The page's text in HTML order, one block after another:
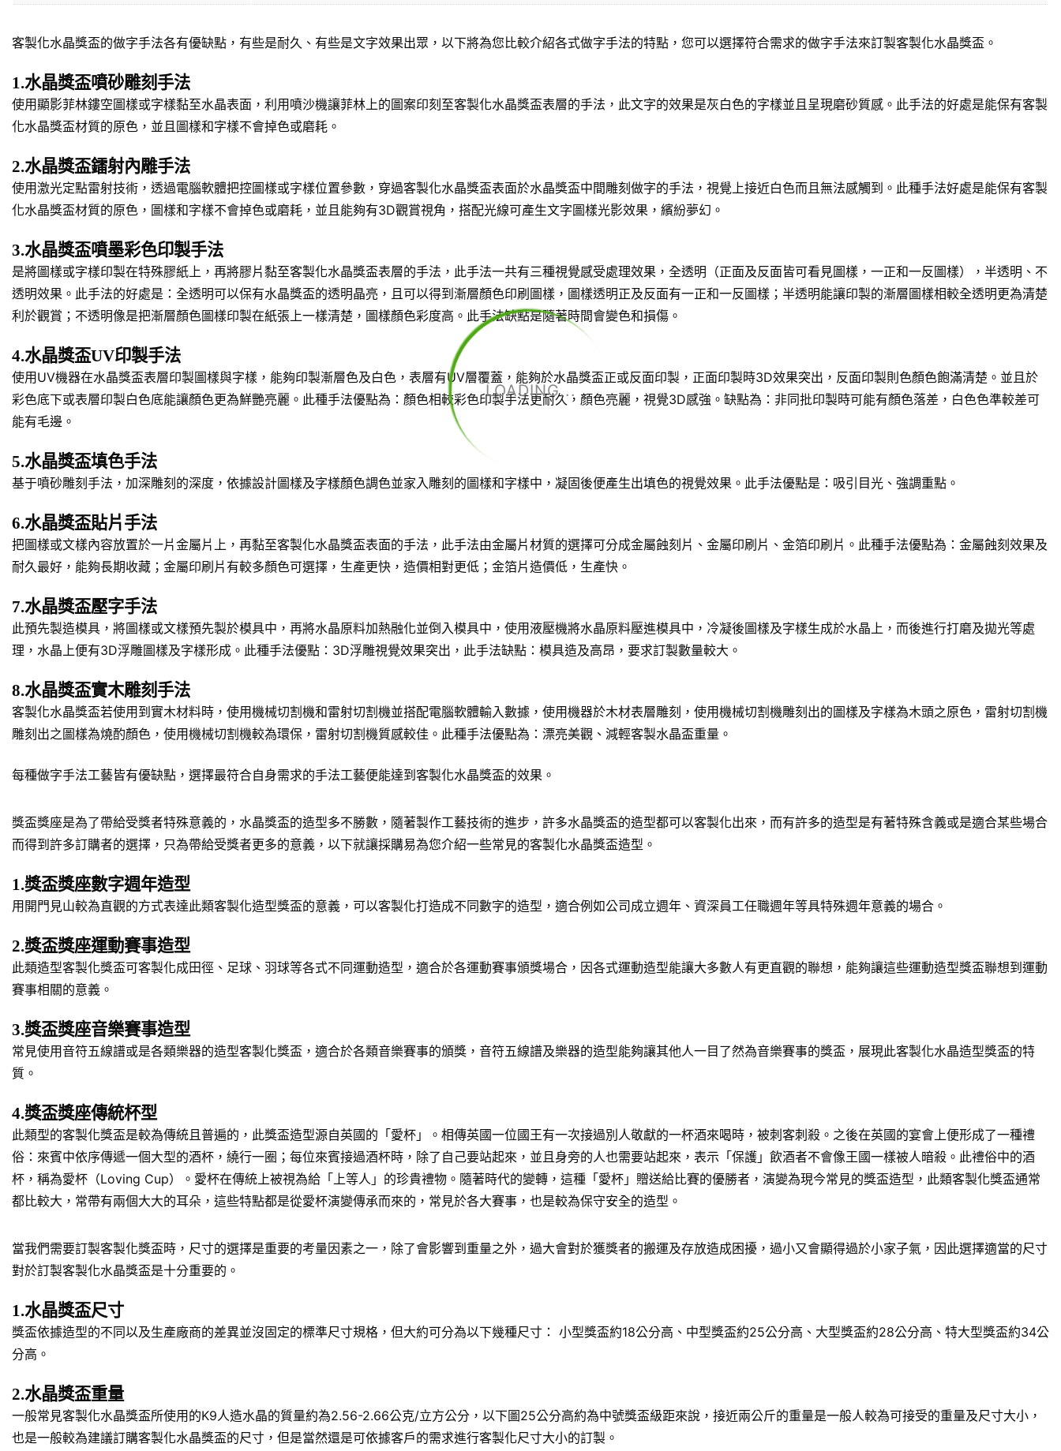
LOADING...
客製化水晶獎盃的做字手法各有優缺點，有些是耐久、有些是文字效果出眾，以下將為您比較介紹各式做字手法的特點，您可以選擇符合需求的做字手法來訂製客製化水晶獎盃。
1.水晶獎盃噴砂雕刻手法
使用顯影菲林鏤空圖樣或字樣黏至水晶表面，利用噴沙機讓菲林上的圖案印刻至客製化水晶獎盃表層的手法，此文字的效果是灰白色的字樣並且呈現磨砂質感。此手法的好處是能保有客製
化水晶獎盃材質的原色，並且圖樣和字樣不會掉色或磨耗。
2.水晶獎盃鐳射內雕手法
使用激光定點雷射技術，透過電腦軟體把控圖樣或字樣位置參數，穿過客製化水晶獎盃表面於水晶獎盃中間雕刻做字的手法，視覺上接近白色而且無法感觸到。此種手法好處是能保有客製
化水晶獎盃材質的原色，圖樣和字樣不會掉色或磨耗，並且能夠有3D觀賞視角，搭配光線可產生文字圖樣光影效果，繽紛夢幻。
3.水晶獎盃噴墨彩色印製手法
是將圖樣或字樣印製在特殊膠紙上，再將膠片黏至客製化水晶獎盃表層的手法，此手法一共有三種視覺感受處理效果，全透明（正面及反面皆可看見圖樣，一正和一反圖樣），半透明、不
透明效果。此手法的好處是：全透明可以保有水晶獎盃的透明晶亮，且可以得到漸層顏色印刷圖樣，圖樣透明正及反面有一正和一反圖樣；半透明能讓印製的漸層圖樣相較全透明更為清楚
利於觀賞；不透明像是把漸層顏色圖樣印製在紙張上一樣清楚，圖樣顏色彩度高。此手法缺點是隨著時間會變色和損傷。
4.水晶獎盃UV印製手法
使用UV機器在水晶獎盃表層印製圖樣與字樣，能夠印製漸層色及白色，表層有UV層覆蓋，能夠於水晶獎盃正或反面印製，正面印製時3D效果突出，反面印製則色顏色飽滿清楚。並且於
彩色底下或表層印製白色底能讓顏色更為鮮艷亮麗。此種手法優點為：顏色相較彩色印製手法更耐久，顏色亮麗，視覺3D感強。缺點為：非同批印製時可能有顏色落差，白色色準較差可
能有毛邊。
5.水晶獎盃填色手法
基于噴砂雕刻手法，加深雕刻的深度，依據設計圖樣及字樣顏色調色並家入雕刻的圖樣和字樣中，凝固後便產生出填色的視覺效果。此手法優點是：吸引目光、強調重點。
6.水晶獎盃貼片手法
把圖樣或文樣內容放置於一片金屬片上，再黏至客製化水晶獎盃表面的手法，此手法由金屬片材質的選擇可分成金屬蝕刻片、金屬印刷片、金箔印刷片。此種手法優點為：金屬蝕刻效果及
耐久最好，能夠長期收藏；金屬印刷片有較多顏色可選擇，生產更快，造價相對更低；金箔片造價低，生產快。
7.水晶獎盃壓字手法
此預先製造模具，將圖樣或文樣預先製於模具中，再將水晶原料加熱融化並倒入模具中，使用液壓機將水晶原料壓進模具中，冷凝後圖樣及字樣生成於水晶上，而後進行打磨及拋光等處
理，水晶上便有3D浮雕圖樣及字樣形成。此種手法優點：3D浮雕視覺效果突出，此手法缺點：模具造及高昂，要求訂製數量較大。
8.水晶獎盃實木雕刻手法
客製化水晶獎盃若使用到實木材料時，使用機械切割機和雷射切割機並搭配電腦軟體輸入數據，使用機器於木材表層雕刻，使用機械切割機雕刻出的圖樣及字樣為木頭之原色，雷射切割機
雕刻出之圖樣為燒酌顏色，使用機械切割機較為環保，雷射切割機質感較佳。此種手法優點為：漂亮美觀、減輕客製水晶盃重量。
每種做字手法工藝皆有優缺點，選擇最符合自身需求的手法工藝便能達到客製化水晶獎盃的效果。
獎盃獎座是為了帶給受獎者特殊意義的，水晶獎盃的造型多不勝數，隨著製作工藝技術的進步，許多水晶獎盃的造型都可以客製化出來，而有許多的造型是有著特殊含義或是適合某些場合
而得到許多訂購者的選擇，只為帶給受獎者更多的意義，以下就讓採購易為您介紹一些常見的客製化水晶獎盃造型。
1.獎盃獎座數字週年造型
用開門見山較為直觀的方式表達此類客製化造型獎盃的意義，可以客製化打造成不同數字的造型，適合例如公司成立週年、資深員工任職週年等具特殊週年意義的場合。
2.獎盃獎座運動賽事造型
此類造型客製化獎盃可客製化成田徑、足球、羽球等各式不同運動造型，適合於各運動賽事頒獎場合，因各式運動造型能讓大多數人有更直觀的聯想，能夠讓這些運動造型獎盃聯想到運動
賽事相關的意義。
3.獎盃獎座音樂賽事造型
常見使用音符五線譜或是各類樂器的造型客製化獎盃，適合於各類音樂賽事的頒獎，音符五線譜及樂器的造型能夠讓其他人一目了然為音樂賽事的獎盃，展現此客製化水晶造型獎盃的特
質。
4.獎盃獎座傳統杯型
此類型的客製化獎盃是較為傳統且普遍的，此獎盃造型源自英國的「愛杯」。相傳英國一位國王有一次接過別人敬獻的一杯酒來喝時，被刺客刺殺。之後在英國的宴會上便形成了一種禮
俗：來賓中依序傳遞一個大型的酒杯，繞行一圈；每位來賓接過酒杯時，除了自己要站起來，並且身旁的人也需要站起來，表示「保護」飲酒者不會像王國一樣被人暗殺。此禮俗中的酒
杯，稱為愛杯（Loving Cup）。愛杯在傳統上被視為給「上等人」的珍貴禮物。隨著時代的變轉，這種「愛杯」贈送給比賽的優勝者，演變為現今常見的獎盃造型，此類客製化獎盃通常
都比較大，常帶有兩個大大的耳朵，這些特點都是從愛杯演變傳承而來的，常見於各大賽事，也是較為保守安全的造型。
當我們需要訂製客製化獎盃時，尺寸的選擇是重要的考量因素之一，除了會影響到重量之外，過大會對於獲獎者的搬運及存放造成困擾，過小又會顯得過於小家子氣，因此選擇適當的尺寸
對於訂製客製化水晶獎盃是十分重要的。
1.水晶獎盃尺寸
獎盃依據造型的不同以及生產廠商的差異並沒固定的標準尺寸規格，但大約可分為以下幾種尺寸： 小型獎盃約18公分高、中型獎盃約25公分高、大型獎盃約28公分高、特大型獎盃約34公
分高。
2.水晶獎盃重量
一般常見客製化水晶獎盃所使用的K9人造水晶的質量約為2.56-2.66公克/立方公分，以下圖25公分高約為中號獎盃級距來說，接近兩公斤的重量是一般人較為可接受的重量及尺寸大小，
也是一般較為建議訂購客製化水晶獎盃的尺寸，但是當然還是可依據客戶的需求進行客製化尺寸大小的訂製。